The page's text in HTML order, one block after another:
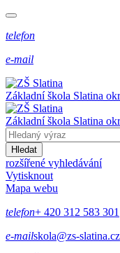
telefon
e-mail
Základní škola Slatina
Základní škola Slatina
Hledat
rozšířené vyhledávání
Vytisknout
Mapa webu
telefon+ 420 312 583 301
e-mailskola@zs-slatina.cz